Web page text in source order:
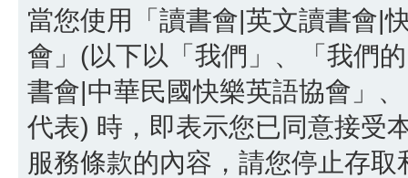
當您使用「讀書會|英文讀書會|
會」(以下以「我們」、「我們
書會|中華民國快樂英語協會」
代表) 時，即表示您已同意接受
服務條款的內容，請您停止存